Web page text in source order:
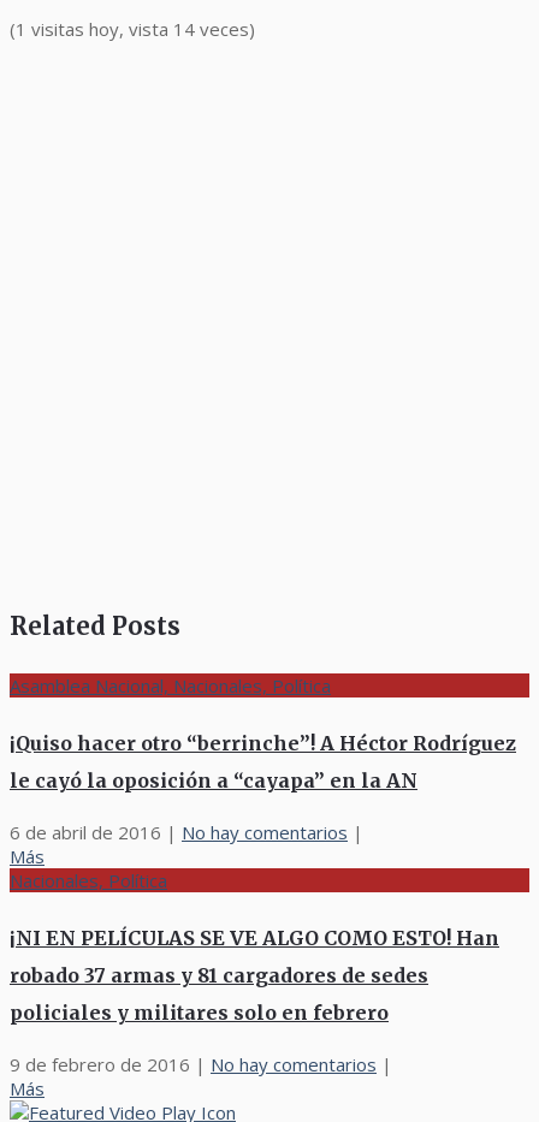
(1 visitas hoy, vista 14 veces)
Related Posts
Asamblea Nacional, Nacionales, Política
¡Quiso hacer otro “berrinche”! A Héctor Rodríguez
le cayó la oposición a “cayapa” en la AN
6 de abril de 2016 | No hay comentarios |
Más
Nacionales, Política
¡NI EN PELÍCULAS SE VE ALGO COMO ESTO! Han
robado 37 armas y 81 cargadores de sedes
policiales y militares solo en febrero
9 de febrero de 2016 | No hay comentarios |
Más